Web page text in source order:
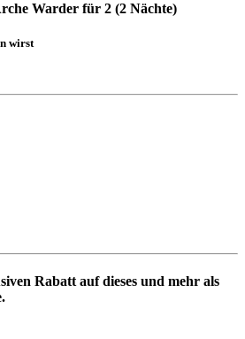
Warder für 2 (2 Nächte)
wirst
Rabatt auf dieses und mehr als